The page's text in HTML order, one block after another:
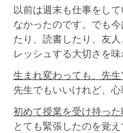
以前は週末も仕事をし
なかったのです。でも
たり、読書したり、友
レッシュする大切さを味
生まれ変わっても、先生
先生でもいいけれど、
初めて授業を受け持った
とても緊張したのを覚